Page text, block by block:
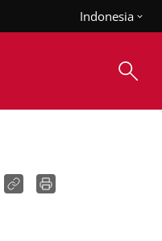
Indonesia